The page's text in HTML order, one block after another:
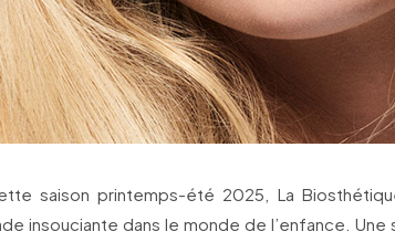
saison printemps-été 2025, La
insouciante dans le monde de l’enfance.